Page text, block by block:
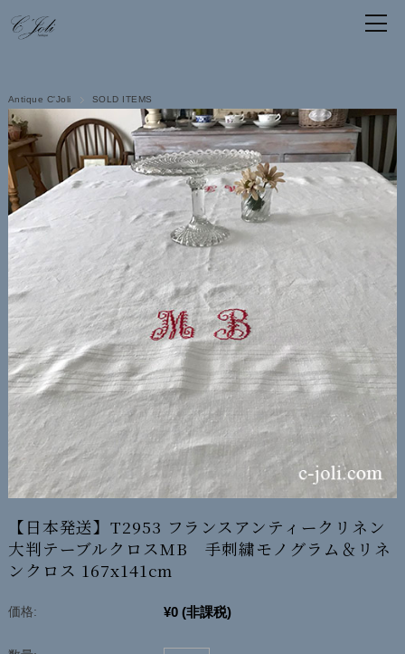
Antique C'Joli SOLD ITEMS
【日本発送】T2953 フランスアンティークリネン
大判テーブルクロスMB 手刺繍モノグラム＆リネ
ンクロス 167x141cm
価格: ¥0 (非課税)